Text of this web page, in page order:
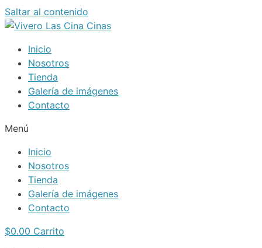
Saltar al contenido
Inicio
Nosotros
Tienda
Galería de imágenes
Contacto
Menú
Inicio
Nosotros
Tienda
Galería de imágenes
Contacto
$0.00 Carrito